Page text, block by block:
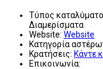
Τύπος
Διαμερίσματα
Website: Website
Κατηγορία
Κρατήσεις: Κάντε
Επικοινωνία: